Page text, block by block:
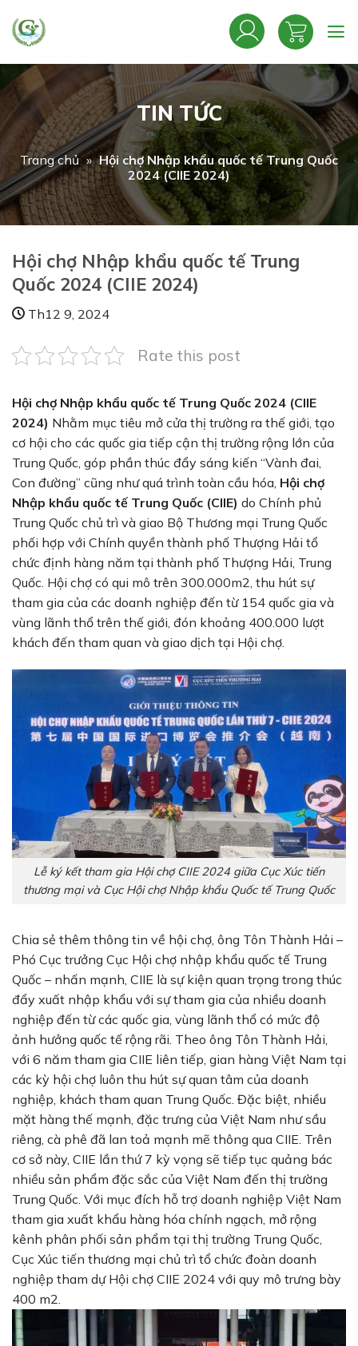
qua
dung
TIN TỨC
Trang chủ » Hội chợ Nhập khẩu quốc tế Trung Quốc
2024 (CIIE 2024)
Hội chợ Nhập khẩu quốc tế Trung
Quốc 2024 (CIIE 2024)
Th12 9, 2024
Rate this post
Hội chợ Nhập khẩu quốc tế Trung Quốc 2024 (CIIE
2024) Nhằm mục tiêu mở cửa thị trường ra thế giới, tạo
cơ hội cho các quốc gia tiếp cận thị trường rộng lớn của
Trung Quốc, góp phần thúc đẩy sáng kiến “Vành đai,
Con đường” cũng như quá trình toàn cầu hóa, Hội chợ
Nhập khẩu quốc tế Trung Quốc (CIIE) do Chính phủ
Trung Quốc chủ trì và giao Bộ Thương mại Trung Quốc
phối hợp với Chính quyền thành phố Thượng Hải tổ
chức định hàng năm tại thành phố Thượng Hải, Trung
Quốc. Hội chợ có qui mô trên 300.000m2, thu hút sự
tham gia của các doanh nghiệp đến từ 154 quốc gia và
vùng lãnh thổ trên thế giới, đón khoảng 400.000 lượt
khách đến tham quan và giao dịch tại Hội chợ.
Lễ ký kết tham gia Hội chợ CIIE 2024 giữa Cục Xúc tiến
thương mại và Cục Hội chợ Nhập khẩu Quốc tế Trung Quốc
Chia sẻ thêm thông tin về hội chợ, ông Tôn Thành Hải –
Phó Cục trưởng Cục Hội chợ nhập khẩu quốc tế Trung
Quốc – nhấn mạnh, CIIE là sự kiện quan trọng trong thúc
đẩy xuất nhập khẩu với sự tham gia của nhiều doanh
nghiệp đến từ các quốc gia, vùng lãnh thổ có mức độ
ảnh hưởng quốc tế rộng rãi. Theo ông Tôn Thành Hải,
với 6 năm tham gia CIIE liên tiếp, gian hàng Việt Nam tại
các kỳ hội chợ luôn thu hút sự quan tâm của doanh
nghiệp, khách tham quan Trung Quốc. Đặc biệt, nhiều
mặt hàng thế mạnh, đặc trưng của Việt Nam như sầu
riêng, cà phê đã lan toả mạnh mẽ thông qua CIIE. Trên
cơ sở này, CIIE lần thứ 7 kỳ vọng sẽ tiếp tục quảng bác
nhiều sản phẩm đặc sắc của Việt Nam đến thị trường
Trung Quốc. Với mục đích hỗ trợ doanh nghiệp Việt Nam
tham gia xuất khẩu hàng hóa chính ngạch, mở rộng
kênh phân phối sản phẩm tại thị trường Trung Quốc,
Cục Xúc tiến thương mại chủ trì tổ chức đoàn doanh
nghiệp tham dự Hội chợ CIIE 2024 với quy mô trưng bày
400 m2.